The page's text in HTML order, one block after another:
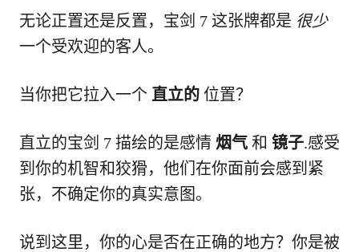
无论正置还是反置，宝剑 7 这张牌都是 很少
一个受欢迎的客人。
当你把它拉入一个 直立的 位置？
直立的宝剑 7 描绘的是感情 烟气 和 镜子.感受
到你的机智和狡猾，他们在你面前会感到紧
张，不确定你的真实意图。
说到这里，你的心是否在正确的地方？你是被